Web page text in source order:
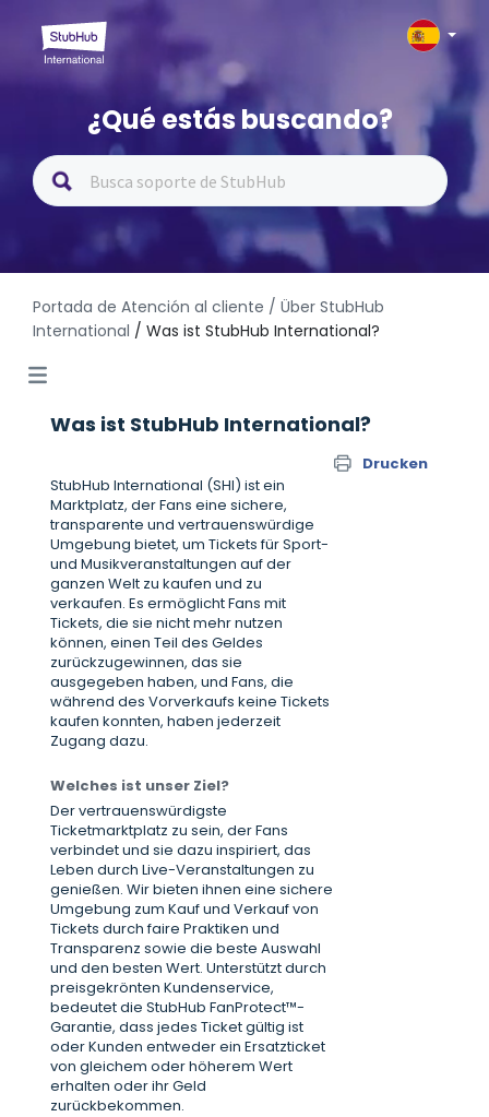
¿Qué estás buscando?
Portada de Atención al cliente / Über StubHub
International / Was ist StubHub International?
Was ist StubHub International?
Drucken
StubHub International (SHI) ist ein
Marktplatz, der Fans eine sichere,
transparente und vertrauenswürdige
Umgebung bietet, um Tickets für Sport-
und Musikveranstaltungen auf der
ganzen Welt zu kaufen und zu
verkaufen. Es ermöglicht Fans mit
Tickets, die sie nicht mehr nutzen
können, einen Teil des Geldes
zurückzugewinnen, das sie
ausgegeben haben, und Fans, die
während des Vorverkaufs keine Tickets
kaufen konnten, haben jederzeit
Zugang dazu.
Welches ist unser Ziel?
Der vertrauenswürdigste
Ticketmarktplatz zu sein, der Fans
verbindet und sie dazu inspiriert, das
Leben durch Live-Veranstaltungen zu
genießen. Wir bieten ihnen eine sichere
Umgebung zum Kauf und Verkauf von
Tickets durch faire Praktiken und
Transparenz sowie die beste Auswahl
und den besten Wert. Unterstützt durch
preisgekrönten Kundenservice,
bedeutet die StubHub FanProtect™-
Garantie, dass jedes Ticket gültig ist
oder Kunden entweder ein Ersatzticket
von gleichem oder höherem Wert
erhalten oder ihr Geld
zurückbekommen.